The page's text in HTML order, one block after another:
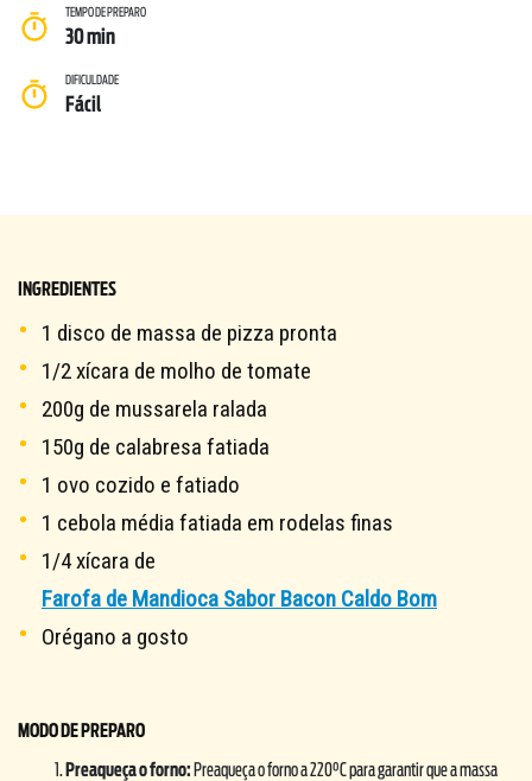
TRABALHE CONOSCO
OUVIDORIA
TEMPO DE PREPARO
30 min
DIFICULDADE
Fácil
INGREDIENTES
1 disco de massa de pizza pronta
1/2 xícara de molho de tomate
200g de mussarela ralada
150g de calabresa fatiada
1 ovo cozido e fatiado
1 cebola média fatiada em rodelas finas
1/4 xícara de
Farofa de Mandioca Sabor Bacon Caldo Bom
Orégano a gosto
MODO DE PREPARO
Preaqueça o forno: Preaqueça o forno a 220°C para garantir que a massa